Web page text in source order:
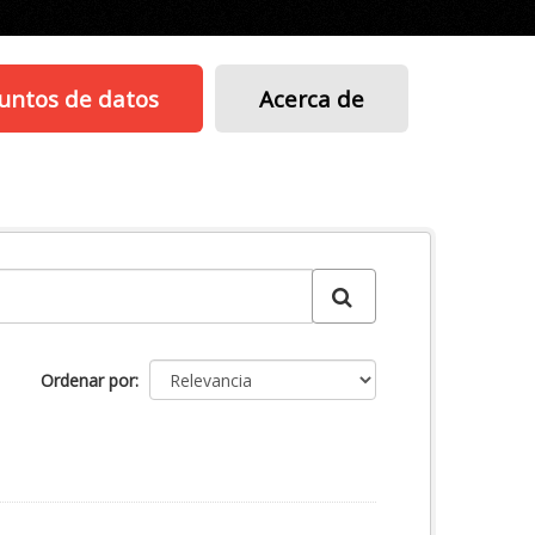
de datos Acerca de
Ordenar por